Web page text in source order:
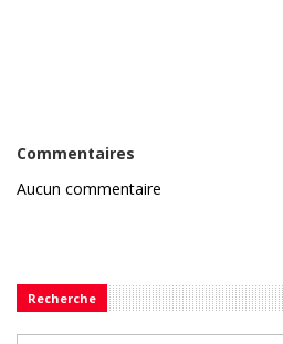
Commentaires
Aucun commentaire
Recherche